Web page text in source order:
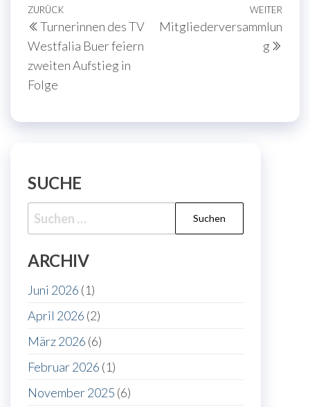
Beitragsnavigation
Vorheriger
Beitrag
ZURÜCK
Turnerinnen des TV
Westfalia Buer feiern
zweiten Aufstieg in
Folge
WEITER
Mitgliederversammlun
g
SUCHE
Suche
nach:
ARCHIV
Juni 2026 (1)
April 2026 (2)
März 2026 (6)
Februar 2026 (1)
November 2025 (6)